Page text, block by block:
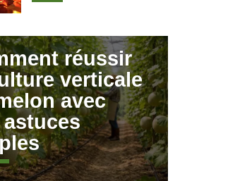
réussir
verticale
avec
astuces